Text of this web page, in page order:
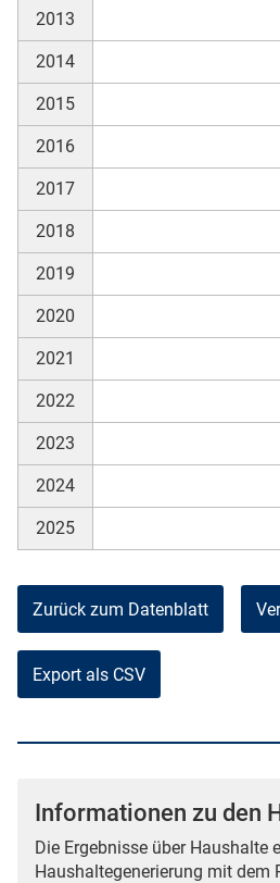
2013
2014
2015
2016
2017
2018
2019
2020
2021
2022
2023
2024
2025
Zurück zum Datenblatt
Export als CSV
Informationen zu den
Die Ergebnisse über Haushalte
Haushaltegenerierung mit dem